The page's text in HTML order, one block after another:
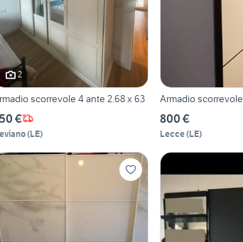
2
Armadio scorrevole 4 ante 2.68 x 63
€
(LE)
Armadio scorrevole
800 €
Lecce(LE)